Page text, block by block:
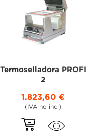
Termoselladora PROFI
2
1.823,60 €
(IVA no incl)